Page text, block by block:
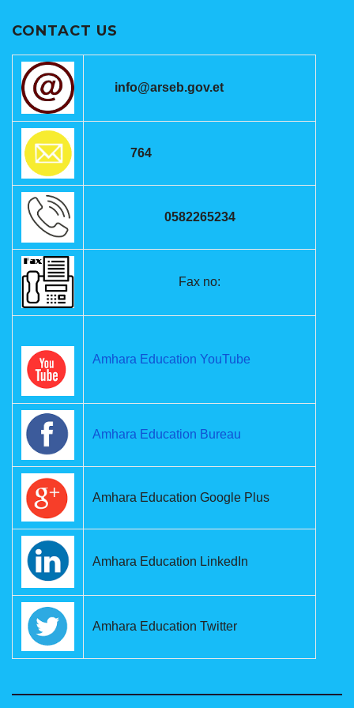
CONTACT US
info@arseb.gov.et
764
0582265234
Fax no:
Amhara Education YouTube
Amhara Education Bureau
Amhara Education Google Plus
Amhara Education LinkedIn
Amhara Education Twitter